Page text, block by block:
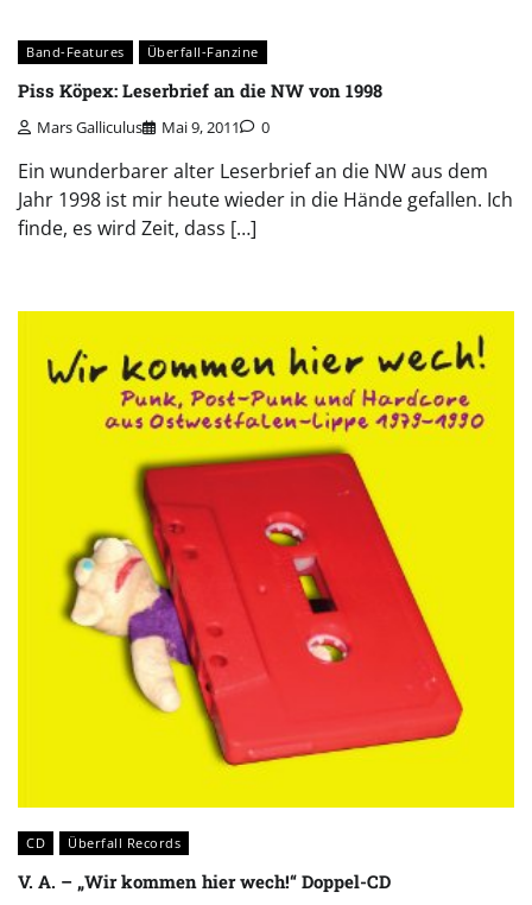
Band-Features Überfall-Fanzine
Piss Köpex: Leserbrief an die NW von 1998
Mars Galliculus Mai 9, 2011 0
Ein wunderbarer alter Leserbrief an die NW aus dem
Jahr 1998 ist mir heute wieder in die Hände gefallen. Ich
finde, es wird Zeit, dass […]
CD Überfall Records
V. A. – „Wir kommen hier wech!“ Doppel-CD